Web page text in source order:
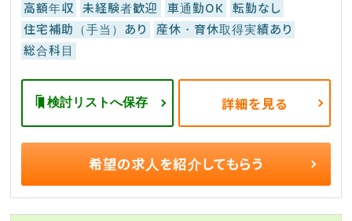
高額年収 未経験者歓迎 車通勤OK
転勤なし
住宅補助（手当）あり
産休・育休取得実績あり
総合科目
検討リストへ保存 詳細を見る
希望の求人を紹介してもらう